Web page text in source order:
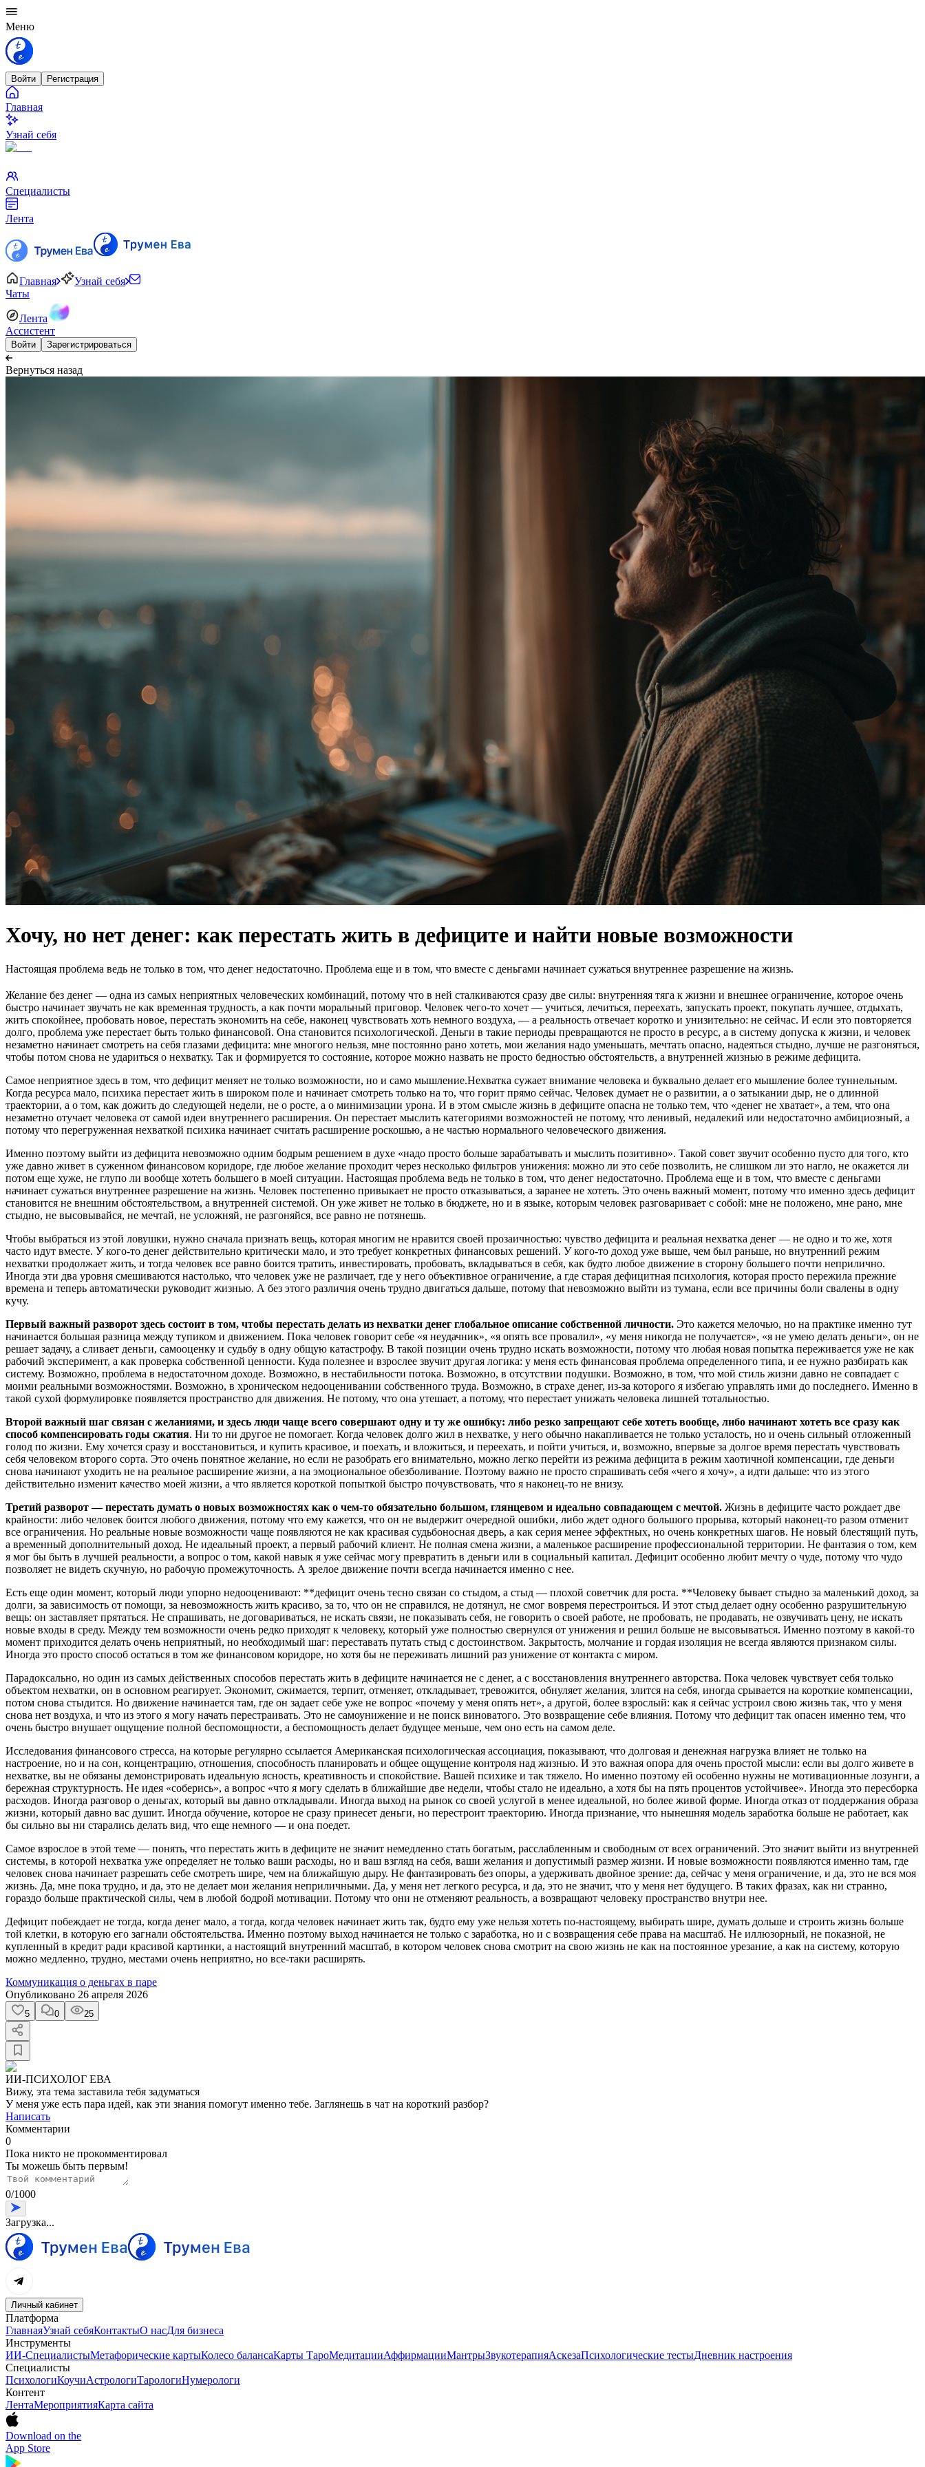
Меню
Войти Регистрация
Главная
Узнай себя
Специалисты
Лента
Главная
Узнай себя
Чаты
Лента
Ассистент
Войти Зарегистрироваться
Вернуться назад
Хочу, но нет денег: как перестать жить в дефиците и найти новые возможности
Настоящая проблема ведь не только в том, что денег недостаточно. Проблема еще и в том, что вместе с деньгами начинает сужаться внутреннее разрешение на жизнь.
Желание без денег — одна из самых неприятных человеческих комбинаций, потому что в ней сталкиваются сразу две силы: внутренняя тяга к жизни и внешнее ограничение, которое очень
быстро начинает звучать не как временная трудность, а как почти моральный приговор. Человек чего-то хочет — учиться, лечиться, переехать, запускать проект, покупать лучшее, отдыхать,
жить спокойнее, пробовать новое, перестать экономить на себе, наконец чувствовать хоть немного воздуха, — а реальность отвечает коротко и унизительно: не сейчас. И если это повторяется
долго, проблема уже перестает быть только финансовой. Она становится психологической. Деньги в такие периоды превращаются не просто в ресурс, а в систему допуска к жизни, и человек
незаметно начинает смотреть на себя глазами дефицита: мне многого нельзя, мне постоянно рано хотеть, мои желания надо уменьшать, мечтать опасно, надеяться стыдно, лучше не разгоняться,
чтобы потом снова не удариться о нехватку. Так и формируется то состояние, которое можно назвать не просто бедностью обстоятельств, а внутренней жизнью в режиме дефицита.
Самое неприятное здесь в том, что дефицит меняет не только возможности, но и само мышление.Нехватка сужает внимание человека и буквально делает его мышление более туннельным.
Когда ресурса мало, психика перестает жить в широком поле и начинает смотреть только на то, что горит прямо сейчас. Человек думает не о развитии, а о затыкании дыр, не о длинной
траектории, а о том, как дожить до следующей недели, не о росте, а о минимизации урона. И в этом смысле жизнь в дефиците опасна не только тем, что «денег не хватает», а тем, что она
незаметно отучает человека от самой идеи внутреннего расширения. Он перестает мыслить категориями возможностей не потому, что ленивый, недалекий или недостаточно амбициозный, а
потому что перегруженная нехваткой психика начинает считать расширение роскошью, а не частью нормального человеческого движения.
Именно поэтому выйти из дефицита невозможно одним бодрым решением в духе «надо просто больше зарабатывать и мыслить позитивно». Такой совет звучит особенно пусто для того, кто
уже давно живет в суженном финансовом коридоре, где любое желание проходит через несколько фильтров унижения: можно ли это себе позволить, не слишком ли это нагло, не окажется ли
потом еще хуже, не глупо ли вообще хотеть большего в моей ситуации. Настоящая проблема ведь не только в том, что денег недостаточно. Проблема еще и в том, что вместе с деньгами
начинает сужаться внутреннее разрешение на жизнь. Человек постепенно привыкает не просто отказываться, а заранее не хотеть. Это очень важный момент, потому что именно здесь дефицит
становится не внешним обстоятельством, а внутренней системой. Он уже живет не только в бюджете, но и в языке, которым человек разговаривает с собой: мне не положено, мне рано, мне
стыдно, не высовывайся, не мечтай, не усложняй, не разгоняйся, все равно не потянешь.
Чтобы выбраться из этой ловушки, нужно сначала признать вещь, которая многим не нравится своей прозаичностью: чувство дефицита и реальная нехватка денег — не одно и то же, хотя
часто идут вместе. У кого-то денег действительно критически мало, и это требует конкретных финансовых решений. У кого-то доход уже выше, чем был раньше, но внутренний режим
нехватки продолжает жить, и тогда человек все равно боится тратить, инвестировать, пробовать, вкладываться в себя, как будто любое движение в сторону большего почти неприлично.
Иногда эти два уровня смешиваются настолько, что человек уже не различает, где у него объективное ограничение, а где старая дефицитная психология, которая просто пережила прежние
времена и теперь автоматически руководит жизнью. А без этого различия очень трудно двигаться дальше, потому that невозможно выйти из тумана, если все причины боли свалены в одну
кучу.
Первый важный разворот здесь состоит в том, чтобы перестать делать из нехватки денег глобальное описание собственной личности. Это кажется мелочью, но на практике именно тут
начинается большая разница между тупиком и движением. Пока человек говорит себе «я неудачник», «я опять все провалил», «у меня никогда не получается», «я не умею делать деньги», он не
решает задачу, а сливает деньги, самооценку и судьбу в одну общую катастрофу. В такой позиции очень трудно искать возможности, потому что любая новая попытка переживается уже не как
рабочий эксперимент, а как проверка собственной ценности. Куда полезнее и взрослее звучит другая логика: у меня есть финансовая проблема определенного типа, и ее нужно разбирать как
систему. Возможно, проблема в недостаточном доходе. Возможно, в нестабильности потока. Возможно, в отсутствии подушки. Возможно, в том, что мой стиль жизни давно не совпадает с
моими реальными возможностями. Возможно, в хроническом недооценивании собственного труда. Возможно, в страхе денег, из-за которого я избегаю управлять ими до последнего. Именно в
такой сухой формулировке появляется пространство для движения. Не потому, что она утешает, а потому, что перестает унижать человека лишней тотальностью.
Второй важный шаг связан с желаниями, и здесь люди чаще всего совершают одну и ту же ошибку: либо резко запрещают себе хотеть вообще, либо начинают хотеть все сразу как
способ компенсировать годы сжатия. Ни то ни другое не помогает. Когда человек долго жил в нехватке, у него обычно накапливается не только усталость, но и очень сильный отложенный
голод по жизни. Ему хочется сразу и восстановиться, и купить красивое, и поехать, и вложиться, и переехать, и пойти учиться, и, возможно, впервые за долгое время перестать чувствовать
себя человеком второго сорта. Это очень понятное желание, но если не разобрать его внимательно, можно легко перейти из режима дефицита в режим хаотичной компенсации, где деньги
снова начинают уходить не на реальное расширение жизни, а на эмоциональное обезболивание. Поэтому важно не просто спрашивать себя «чего я хочу», а идти дальше: что из этого
действительно изменит качество моей жизни, а что является короткой попыткой быстро почувствовать, что я наконец-то не внизу.
Третий разворот — перестать думать о новых возможностях как о чем-то обязательно большом, глянцевом и идеально совпадающем с мечтой. Жизнь в дефиците часто рождает две
крайности: либо человек боится любого движения, потому что ему кажется, что он не выдержит очередной ошибки, либо ждет одного большого прорыва, который наконец-то разом отменит
все ограничения. Но реальные новые возможности чаще появляются не как красивая судьбоносная дверь, а как серия менее эффектных, но очень конкретных шагов. Не новый блестящий путь,
а временный дополнительный доход. Не идеальный проект, а первый рабочий клиент. Не полная смена жизни, а маленькое расширение профессиональной территории. Не фантазия о том, кем
я мог бы быть в лучшей реальности, а вопрос о том, какой навык я уже сейчас могу превратить в деньги или в социальный капитал. Дефицит особенно любит мечту о чуде, потому что чудо
позволяет не видеть скучную, но рабочую промежуточность. А зрелое движение почти всегда начинается именно с нее.
Есть еще один момент, который люди упорно недооценивают: **дефицит очень тесно связан со стыдом, а стыд — плохой советчик для роста. **Человеку бывает стыдно за маленький доход, за
долги, за зависимость от помощи, за невозможность жить красиво, за то, что он не справился, не дотянул, не смог вовремя перестроиться. И этот стыд делает одну особенно разрушительную
вещь: он заставляет прятаться. Не спрашивать, не договариваться, не искать связи, не показывать себя, не говорить о своей работе, не пробовать, не продавать, не озвучивать цену, не искать
новые входы в среду. Между тем возможности очень редко приходят к человеку, который уже полностью свернулся от унижения и решил больше не высовываться. Именно поэтому в какой-то
момент приходится делать очень неприятный, но необходимый шаг: переставать путать стыд с достоинством. Закрытость, молчание и гордая изоляция не всегда являются признаком силы.
Иногда это просто способ остаться в том же финансовом коридоре, но хотя бы не переживать лишний раз унижение от контакта с миром.
Парадоксально, но один из самых действенных способов перестать жить в дефиците начинается не с денег, а с восстановления внутреннего авторства. Пока человек чувствует себя только
объектом нехватки, он в основном реагирует. Экономит, сжимается, терпит, отменяет, откладывает, тревожится, обнуляет желания, злится на себя, иногда срывается на короткие компенсации,
потом снова стыдится. Но движение начинается там, где он задает себе уже не вопрос «почему у меня опять нет», а другой, более взрослый: как я сейчас устроил свою жизнь так, что у меня
снова нет воздуха, и что из этого я могу начать перестраивать. Это не самоунижение и не поиск виноватого. Это возвращение себе влияния. Потому что дефицит так опасен именно тем, что
очень быстро внушает ощущение полной беспомощности, а беспомощность делает будущее меньше, чем оно есть на самом деле.
Исследования финансового стресса, на которые регулярно ссылается Американская психологическая ассоциация, показывают, что долговая и денежная нагрузка влияет не только на
настроение, но и на сон, концентрацию, отношения, способность планировать и общее ощущение контроля над жизнью. И это важная опора для очень простой мысли: если вы долго живете в
нехватке, вы не обязаны демонстрировать идеальную ясность, креативность и спокойствие. Вашей психике и так тяжело. Но именно поэтому ей особенно нужны не мотивационные лозунги, а
бережная структурность. Не идея «соберись», а вопрос «что я могу сделать в ближайшие две недели, чтобы стало не идеально, а хотя бы на пять процентов устойчивее». Иногда это пересборка
расходов. Иногда разговор о деньгах, который вы давно откладывали. Иногда выход на рынок со своей услугой в менее идеальной, но более живой форме. Иногда отказ от поддержания образа
жизни, который давно вас душит. Иногда обучение, которое не сразу принесет деньги, но перестроит траекторию. Иногда признание, что нынешняя модель заработка больше не работает, как
бы сильно вы ни старались делать вид, что еще немного — и она поедет.
Самое взрослое в этой теме — понять, что перестать жить в дефиците не значит немедленно стать богатым, расслабленным и свободным от всех ограничений. Это значит выйти из внутренней
системы, в которой нехватка уже определяет не только ваши расходы, но и ваш взгляд на себя, ваши желания и допустимый размер жизни. И новые возможности появляются именно там, где
человек снова начинает разрешать себе смотреть шире, чем на ближайшую дыру. Не фантазировать без опоры, а удерживать двойное зрение: да, сейчас у меня ограничение, и да, это не вся моя
жизнь. Да, мне пока трудно, и да, это не делает мои желания неприличными. Да, у меня нет легкого ресурса, и да, это не значит, что у меня нет будущего. В таких фразах, как ни странно,
гораздо больше практической силы, чем в любой бодрой мотивации. Потому что они не отменяют реальность, а возвращают человеку пространство внутри нее.
Дефицит побеждает не тогда, когда денег мало, а тогда, когда человек начинает жить так, будто ему уже нельзя хотеть по-настоящему, выбирать шире, думать дольше и строить жизнь больше
той клетки, в которую его загнали обстоятельства. Именно поэтому выход начинается не только с заработка, но и с возвращения себе права на масштаб. Не иллюзорный, не показной, не
купленный в кредит ради красивой картинки, а настоящий внутренний масштаб, в котором человек снова смотрит на свою жизнь не как на постоянное урезание, а как на систему, которую
можно медленно, трудно, местами очень неприятно, но все-таки расширять.
Коммуникация о деньгах в паре
Опубликовано 26 апреля 2026
5 0 25
ИИ-ПСИХОЛОГ ЕВА
Вижу, эта тема заставила тебя задуматься
У меня уже есть пара идей, как эти знания помогут именно тебе. Заглянешь в чат на короткий разбор?
Написать
Комментарии
0
Пока никто не прокомментировал
Ты можешь быть первым!
0/1000
Загрузка...
Личный кабинет
Платформа
ГлавнаяУзнай себяКонтактыО насДля бизнеса
Инструменты
ИИ-СпециалистыМетафорические картыКолесо балансаКарты ТароМедитацииАффирмацииМантрыЗвукотерапияАскезаПсихологические тестыДневник настроения
Специалисты
ПсихологиКоучиАстрологиТарологиНумерологи
Контент
ЛентаМероприятияКарта сайта
Download on the
App Store